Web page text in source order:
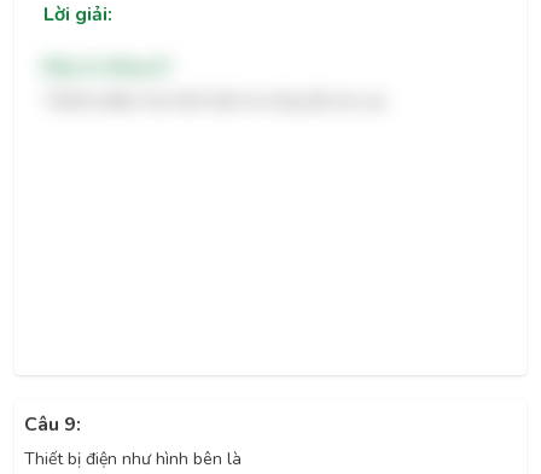
Lời giải:
Câu 9:
Thiết bị điện như hình bên là